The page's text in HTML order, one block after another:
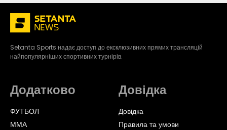
Setanta Sports надає доступ до ексклюзивних прямих трансляцій
найпопулярніших спортивних турнірів.
Додатково
ФУТБОЛ
ММА
Довідка
Довідка
Правила та умови